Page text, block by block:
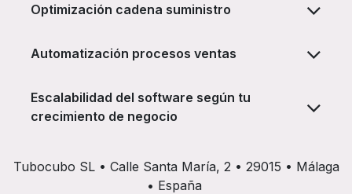
Optimización cadena suministro
Automatización procesos ventas
Escalabilidad del software según tu
crecimiento de negocio
Tubocubo SL • Calle Santa María, 2 • 29015 • Málaga
• España